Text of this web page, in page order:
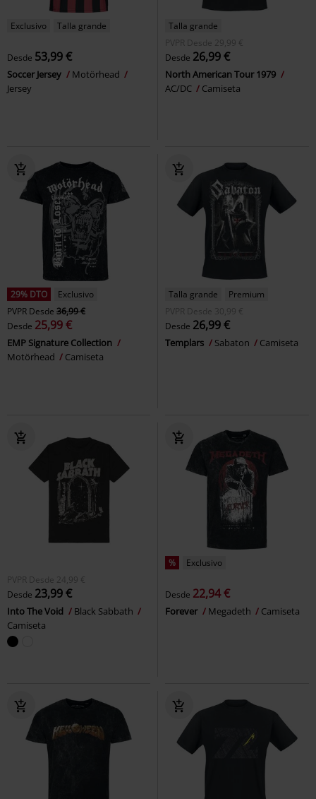
Exclusivo Talla grande
Desde 53,99 €
Soccer Jersey
Motörhead
Jersey
Talla grande
PVPR
Desde 29,99 €
Desde 26,99 €
North American Tour 1979
AC/DC
Camiseta
29% DTO
Exclusivo
PVPR Desde 36,99 €
Desde 25,99 €
EMP Signature Collection
Motörhead
Camiseta
Talla grande
Premium
PVPR
Desde 30,99 €
Desde 26,99 €
Templars Sabaton Camiseta
PVPR Desde 24,99 €
Desde 23,99 €
Into The Void
Black Sabbath
Camiseta
% Exclusivo
Desde 22,94 €
Forever Megadeth Camiseta